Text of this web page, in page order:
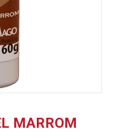
MARROM